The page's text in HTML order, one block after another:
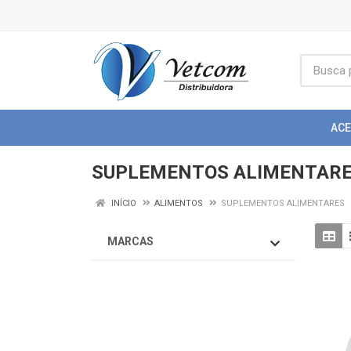
SUPLEMENTOS
INÍCIO ALIMENTOS SUPLEMENTOS ALIMENTARES
MARCAS